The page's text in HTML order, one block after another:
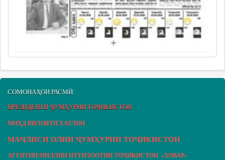
СОМОНАҲОИ РАСМӢ:
ПРЕЗИДЕНТИ ҶУМҲУРИИ ТОҶИКИСТОН
МИҲД ВИЛОЯТИ ХАТЛОН
МАҶЛИСИ ОЛИИ ҶУМҲУРИИ ТОҶИКИСТОН
АГЕНТИИ МИЛЛИИ ИТТИЛООТИИ ТОҶИКИСТОН «ХОВАР»